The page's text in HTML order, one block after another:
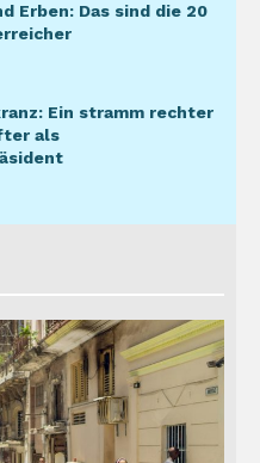
Erben: Das sind die 20
Ein stramm rechter
als